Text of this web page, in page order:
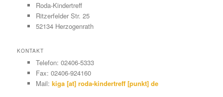
Roda-Kindertreff
Ritzerfelder Str. 25
52134 Herzogenrath
KONTAKT
Telefon: 02406-5333
Fax: 02406-924160
Mail: kiga [at] roda-kindertreff [punkt] de